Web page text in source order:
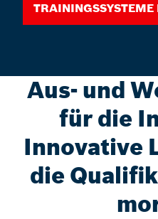
Trainingssysteme
Aus- und
für die
Innovative
die